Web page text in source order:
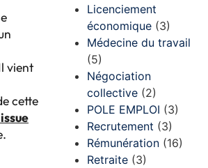
vient
cette
Licenciement
économique (3)
Médecine du travail
(5)
Négociation
collective (2)
POLE EMPLOI (3)
Recrutement (3)
Rémunération (16)
Retraite (3)